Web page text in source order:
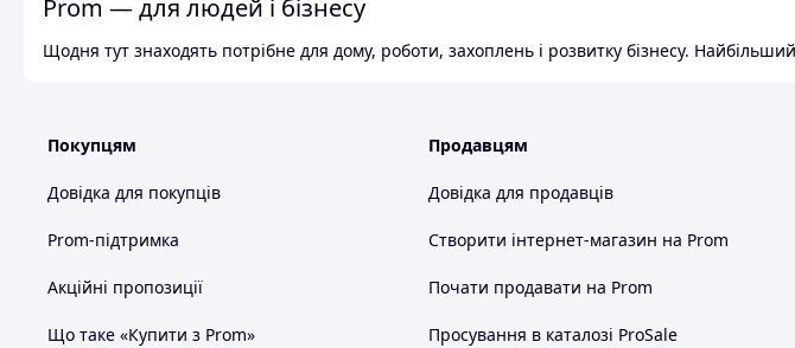
Prom — для людей і бізнесу
Щодня тут знаходять потрібне для дому, роботи, захоплень і розвитку бізнесу.
Покупцям
Довідка для покупців
Prom-підтримка
Акційні пропозиції
Що таке «Купити з Prom»
Продавцям
Довідка для продавців
Створити інтернет-магазин на Prom
Почати продавати на Prom
Просування в каталозі ProSale